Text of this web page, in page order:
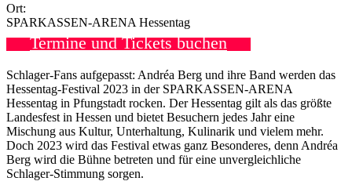
Ort:
SPARKASSEN-ARENA Hessentag
Termine und Tickets buchen
Schlager-Fans aufgepasst: Andréa Berg und ihre Band werden das
Hessentag-Festival 2023 in der SPARKASSEN-ARENA
Hessentag in Pfungstadt rocken. Der Hessentag gilt als das größte
Landesfest in Hessen und bietet Besuchern jedes Jahr eine
Mischung aus Kultur, Unterhaltung, Kulinarik und vielem mehr.
Doch 2023 wird das Festival etwas ganz Besonderes, denn Andréa
Berg wird die Bühne betreten und für eine unvergleichliche
Schlager-Stimmung sorgen.